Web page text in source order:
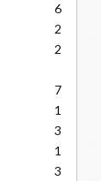
6
2
2
7
1
3
1
3